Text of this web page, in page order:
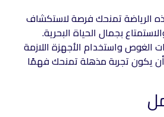
الرياضة تمنحك فرصة لاستكشاف
بجمال الحياة البحرية.
الغوص واستخدام الأجهزة اللازمة
يكون تجربة مذهلة تمنحك فهمًا